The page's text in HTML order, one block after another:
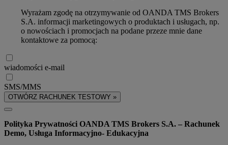
Wyrażam zgodę na otrzymywanie od OANDA TMS Brokers
S.A. informacji marketingowych o produktach i usługach, np.
o nowościach i promocjach na podane przeze mnie dane
kontaktowe za pomocą:
wiadomości e-mail
SMS/MMS
OTWÓRZ RACHUNEK TESTOWY »
Polityka Prywatności OANDA TMS Brokers S.A. – Rachunek
Demo, Usługa Informacyjno- Edukacyjna